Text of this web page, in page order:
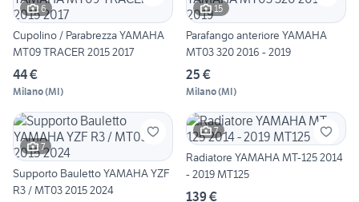
6
Cupolino / Parabrezza YAMAHA
MT09 TRACER 2015 2017
44 €
Milano(MI)
15
Parafango anteriore YAMAHA
MT03 320 2016 - 2019
25 €
Milano(MI)
7
Supporto Bauletto YAMAHA YZF
R3 / MT03 2015 2024
7
Radiatore YAMAHA MT-125 2014
- 2019 MT125
139 €